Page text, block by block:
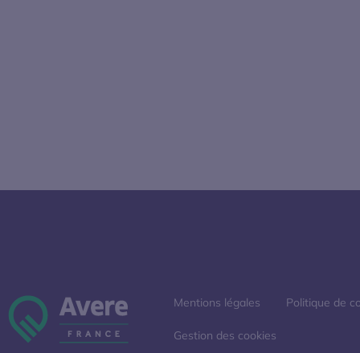
Mentions légales Politique de
Gestion des cookies